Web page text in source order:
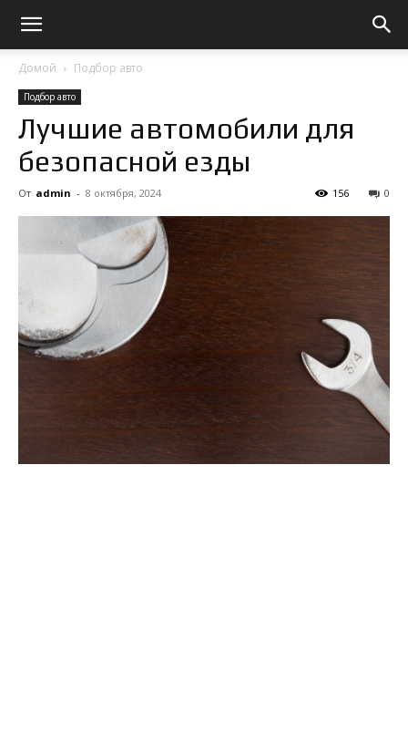
Домой Подбор авто
Подбор авто
Лучшие автомобили для
безопасной езды
От admin - 8 октября, 2024 0
156